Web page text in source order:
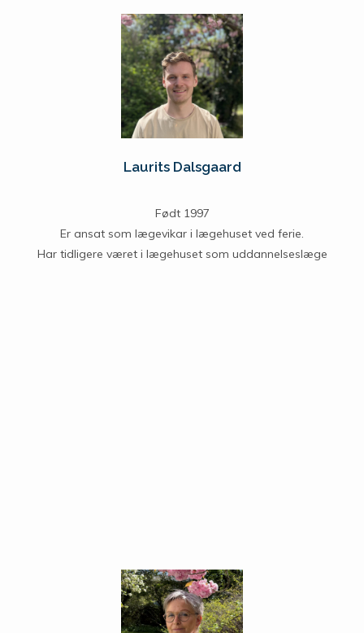
Laurits Dalsgaard
Født 1997
Er ansat som lægevikar i lægehuset ved ferie.
Har tidligere været i lægehuset som uddannelseslæge